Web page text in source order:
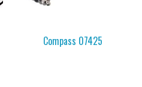
Compass 07425